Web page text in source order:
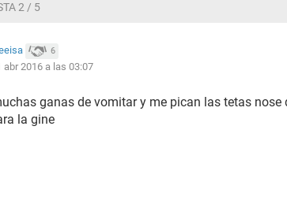
2 / 5
6
abr 2016 a las 03:07
ganas de vomitar y me pican las tetas nose
la gine